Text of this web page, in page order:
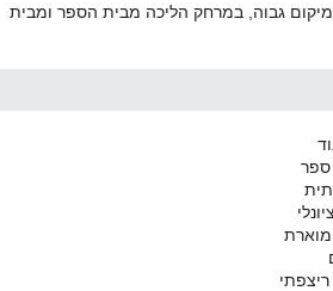
גבוה, במרחק הליכה מבית הספר ומבית
ספר
מוארת